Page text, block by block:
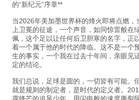
的“新纪元”序章**
当2026年美加墨世界杯的烽火即将点燃，
上卫冕的征途，一个声音，如同惊雷般在
佩，这个足以让任何后卫胆寒的名字，正
着一个属于他的时代的降临。这不是一个
生的事实，一个我在过去十年间，亲眼见
定的结论。
我们总说，足球是圆的，一切皆有可能。
就是规则的制定者，是时代的定义者。